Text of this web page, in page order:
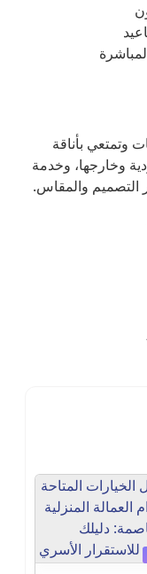
وتمتعي بأناقة
وخارجها، وخدمة
التصميم والمقاس.